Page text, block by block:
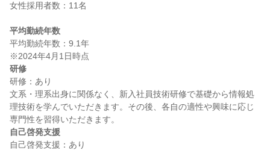
女性採用者数：11名
平均勤続年数
平均勤続年数：9.1年
研修
研修：あり
文系・理系出身に関係なく、新入社員技術研修で基礎から情報処
理技術を学んでいただきます。その後、各自の適性や興味に応じ
自己啓発支援
自己啓発支援：あり